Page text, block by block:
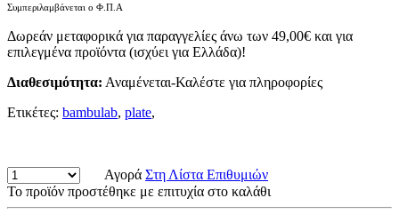
Συμπεριλαμβάνεται ο Φ.Π.Α
Δωρεάν μεταφορικά για παραγγελίες άνω των 49,00€ και για
επιλεγμένα προϊόντα (ισχύει για Ελλάδα)!
Διαθεσιμότητα: Αναμένεται-Καλέστε για πληροφορίες
Ετικέτες: bambulab, plate,
Αγορά Στη Λίστα Επιθυμιών
Το προϊόν προστέθηκε με επιτυχία στο καλάθι